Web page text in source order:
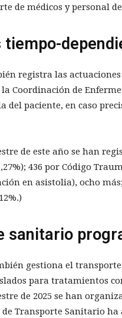
de médicos y personal
tiempo-
registra las
Coordinación de
del paciente, en caso
de este año se han
436 por Código
en asistolia), ocho
sanitario
gestiona el
para tratamientos
de 2025 se han
de Transporte Sanitario